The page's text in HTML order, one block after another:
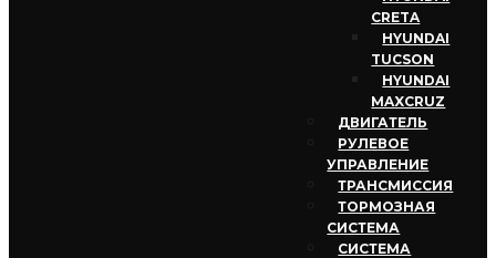
CRETA
HYUNDAI
TUCSON
HYUNDAI
MAXCRUZ
ДВИГАТЕЛЬ
РУЛЕВОЕ
УПРАВЛЕНИЕ
ТРАНСМИССИЯ
ТОРМОЗНАЯ
СИСТЕМА
СИСТЕМА